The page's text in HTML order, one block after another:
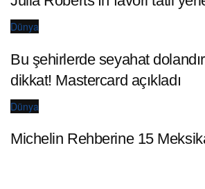
Dünya
Bu şehirlerde seyahat
dikkat! Mastercard açıkladı
Dünya
Michelin Rehberine 15